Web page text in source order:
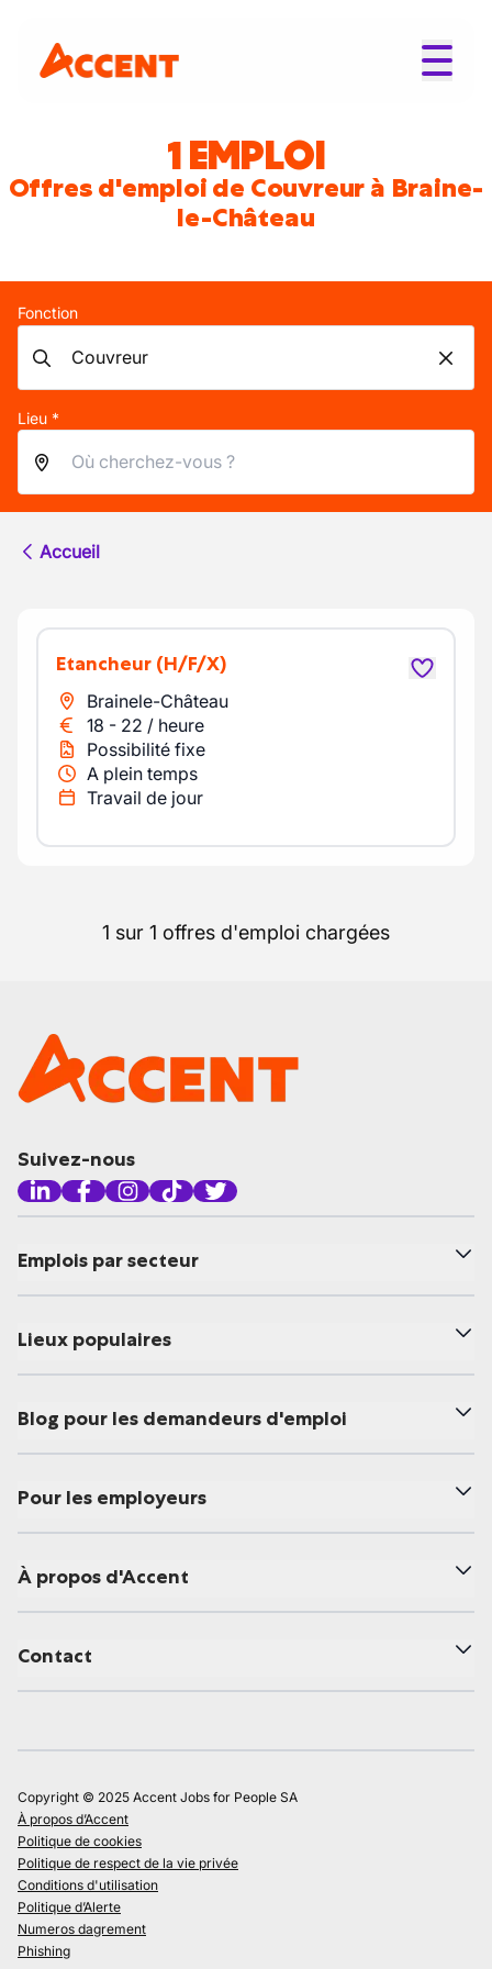
1 EMPLOI
Offres d'emploi de Couvreur à Braine-
le-Château
Fonction
Lieu *
Accueil
Etancheur (H/F/X)
Brainele-Château
18 - 22 / heure
Possibilité fixe
A plein temps
Travail de jour
1 sur 1 offres d'emploi chargées
Suivez-nous
Emplois par secteur
Lieux populaires
Blog pour les demandeurs d'emploi
Pour les employeurs
À propos d'Accent
Contact
Copyright © 2025 Accent Jobs for People SA
À propos d’Accent
Politique de cookies
Politique de respect de la vie privée
Conditions d'utilisation
Politique d’Alerte
Numeros dagrement
Phishing